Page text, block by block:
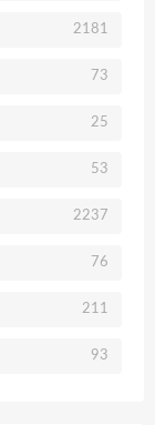
2181
73
25
53
2237
76
211
93